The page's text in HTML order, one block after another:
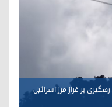
بر فراز مرز اسرائیل